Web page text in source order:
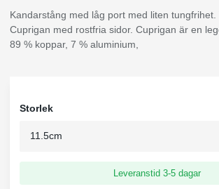
Kandarstång med låg port med liten tungfrihet.
Cuprigan med rostfria sidor. Cuprigan är en
89 % koppar, 7 % aluminium,
Storlek
Leveranstid 3-5 dagar